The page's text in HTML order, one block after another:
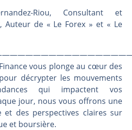
Riou, Consultant et
Auteur de « Le Forex » et « Le
vous plonge au cœur des
décrypter les mouvements
qui impactent vos
jour, nous vous offrons une
et des perspectives claires sur
et boursière.